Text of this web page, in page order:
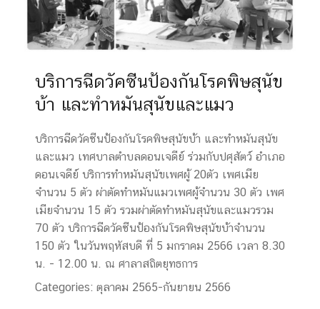
บริการฉีดวัคซีนป้องกันโรคพิษสุนัข
บ้า และทำหมันสุนัขและแมว
บริการฉีดวัคซีนป้องกันโรคพิษสุนัขบ้า และทำหมันสุนัข
และแมว เทศบาลตำบลดอนเจดีย์ ร่วมกับปศุสัตว์ อำเภอ
ดอนเจดีย์ บริการทำหมันสุนัขเพศผู้ 20ตัว เพศเมีย
จำนวน 5 ตัว ผ่าตัดทำหมันแมวเพศผู้จำนวน 30 ตัว เพศ
เมียจำนวน 15 ตัว รวมผ่าตัดทำหมันสุนัขและแมวรวม
70 ตัว บริการฉีดวัคซีนป้องกันโรคพิษสุนัขบ้าจำนวน
150 ตัว ในวันพฤหัสบดี ที่ 5 มกราคม 2566 เวลา 8.30
น. - 12.00 น. ณ ศาลาสถิตยุทธการ
Categories: ตุลาคม 2565-กันยายน 2566